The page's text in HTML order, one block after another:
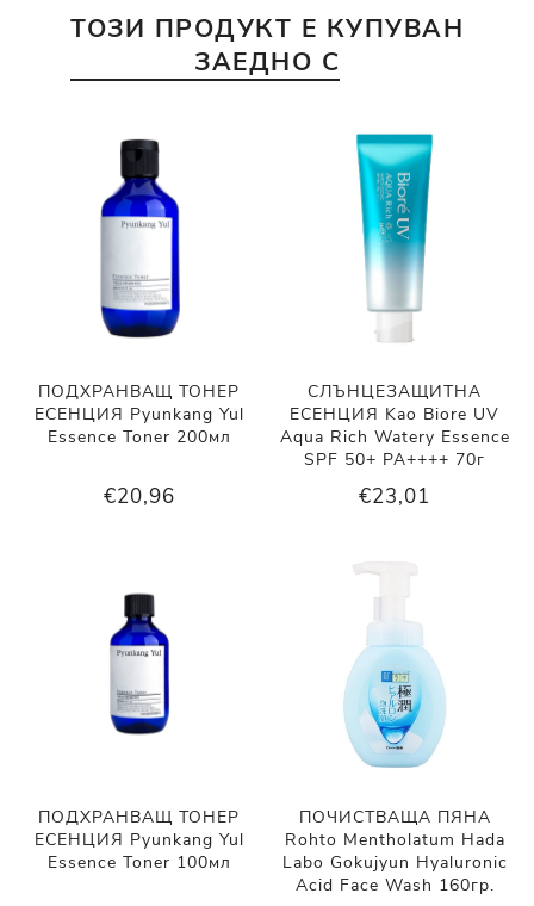
ТОЗИ ПРОДУКТ Е КУПУВАН
ЗАЕДНО С
ПОДХРАНВАЩ ТОНЕР
ЕСЕНЦИЯ Pyunkang Yul
Essence Toner 200мл
€20,96
СЛЪНЦЕЗАЩИТНА
ЕСЕНЦИЯ Kao Biore UV
Aqua Rich Watery Essence
SPF 50+ PA++++ 70г
€23,01
ПОДХРАНВАЩ ТОНЕР
ЕСЕНЦИЯ Pyunkang Yul
Essence Toner 100мл
ПОЧИСТВАЩА ПЯНА
Rohto Mentholatum Hada
Labo Gokujyun Hyaluronic
Acid Face Wash 160гр.